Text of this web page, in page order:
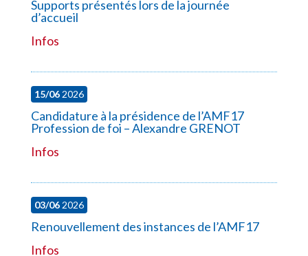
Supports présentés lors de la journée
d’accueil
Infos
15/062026
Candidature à la présidence de l’AMF17
Profession de foi – Alexandre GRENOT
Infos
03/062026
Renouvellement des instances de l’AMF17
Infos